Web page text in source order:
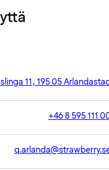
11, 195 05
+46 8 595 111